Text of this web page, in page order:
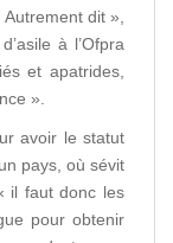
dit »,
à l’Ofpra
et apatrides,
».
avoir le statut
pays, où sévit
il faut donc les
pour obtenir